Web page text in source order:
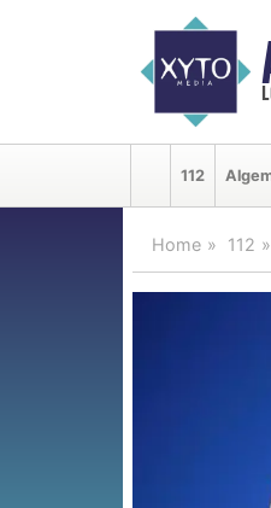
112
Home 112